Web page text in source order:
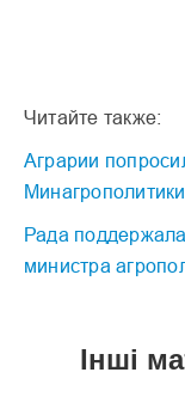
Читайте также:
Аграрии
Минагрополитики
Рада
министра
Інші